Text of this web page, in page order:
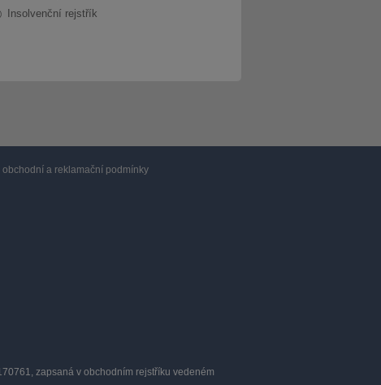
Insolvenční rejstřík
obchodní a reklamační podmínky
zapsaná v obchodním rejstříku vedeném